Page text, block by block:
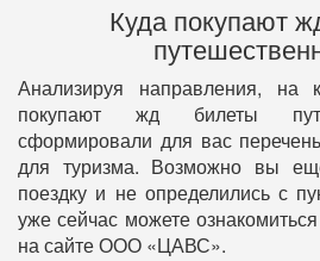
Куда покупают
Анализируя направления, на
покупают жд билеты
сформировали для вас
для туризма. Возможно вы
поездку и не определились с
уже сейчас можете
на сайте ООО «ЦАВС».